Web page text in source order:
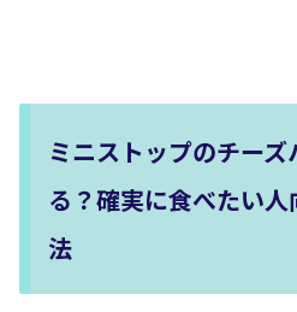
ミニストップのチー
る？確実に食べたい
法